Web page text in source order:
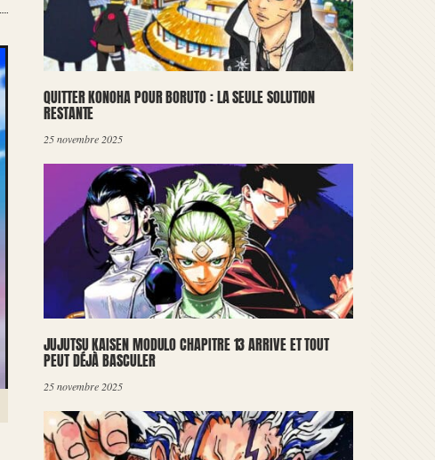
QUITTER KONOHA POUR BORUTO : LA SEULE SOLUTION
RESTANTE
25 novembre 2025
JUJUTSU KAISEN MODULO CHAPITRE 13 ARRIVE ET TOUT
PEUT DÉJÀ BASCULER
25 novembre 2025